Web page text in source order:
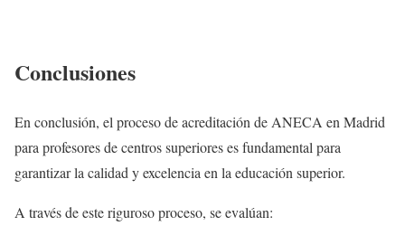
Conclusiones
En conclusión, el proceso de acreditación de ANECA en Madrid
para profesores de centros superiores es fundamental para
garantizar la calidad y excelencia en la educación superior.
A través de este riguroso proceso, se evalúan: